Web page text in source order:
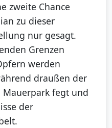
zweite Chance
zu dieser
nur gesagt.
Grenzen
werden
draußen der
fegt und
der